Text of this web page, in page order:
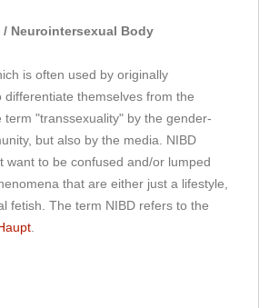
Neurointersexual Body
is often used by originally
differentiate themselves from the
term "transsexuality" by the gender-
but also by the media. NIBD
want to be confused and/or lumped
that are either just a lifestyle,
fetish. The term NIBD refers to the